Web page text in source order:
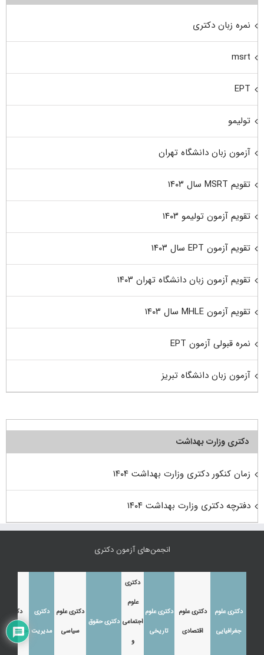
نمره زبان دکتری
msrt
EPT
تولیمو
آزمون زبان دانشگاه تهران
تقویم MSRT سال ۱۴۰۳
تقویم آزمون تولیمو ۱۴۰۳
تقویم آزمون EPT سال ۱۴۰۳
تقویم آزمون زبان دانشگاه تهران ۱۴۰۳
تقویم آزمون MHLE سال ۱۴۰۳
نمره قبولی آزمون EPT
آزمون زبان دانشگاه تبریز
دکتری وزارت بهداشت
زمان کنکور دکتری وزارت بهداشت ۱۴۰۴
دفترچه دکتری وزارت بهداشت ۱۴۰۴
انجمن‌های آزمون دکتری
دکتری علوم
جغرافیایی
دکتری علوم
اقتصادی
دکتری علوم
تاریخی
دکتری
علوم
اجتماعی
و
دکتری حقوق
دکتری علوم
سیاسی
دکتری
مدیریت
دکتری
حسابداری